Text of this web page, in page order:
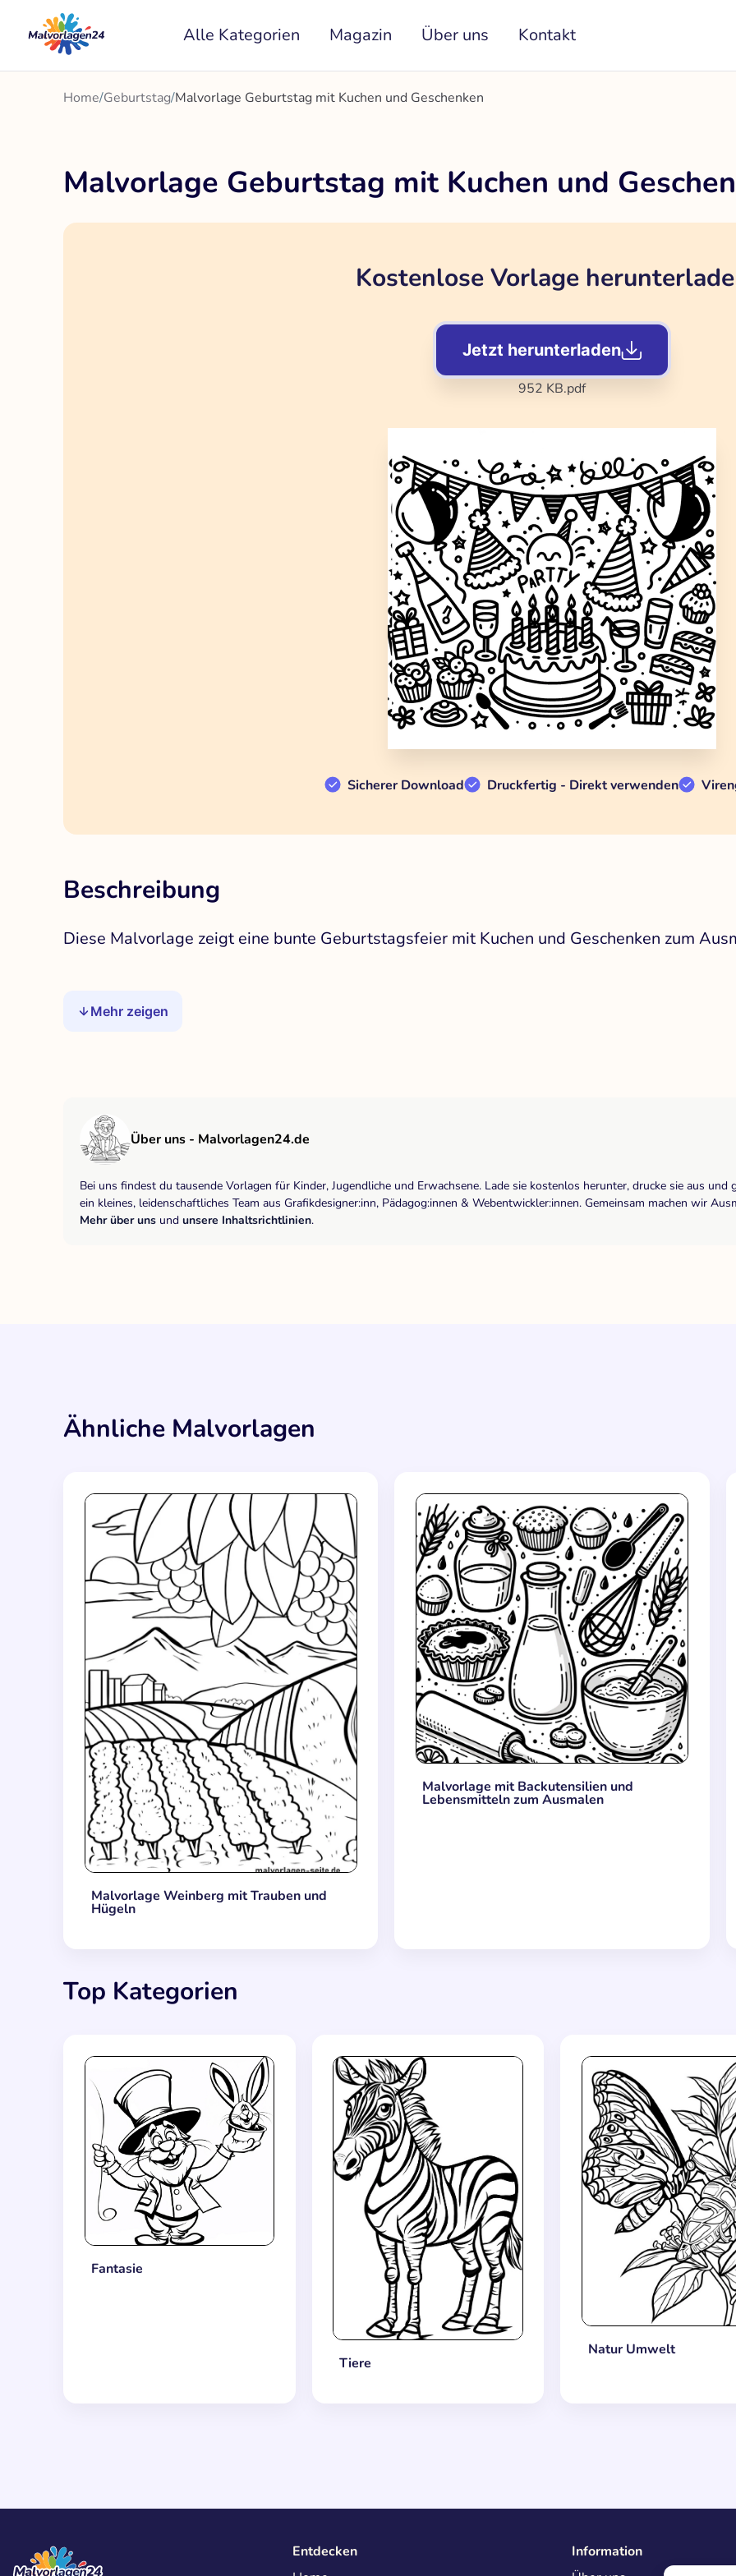
Inhalt
springen
Alle Kategorien Magazin Über uns Kontakt
Home/Geburtstag/Malvorlage Geburtstag mit Kuchen und Geschenken
Malvorlage Geburtstag mit Kuchen und
Kostenlose Vorlage
Jetzt herunterladen
952 KB.pdf
Sicherer Download Druckfertig - Direkt verwenden
Beschreibung
Diese Malvorlage zeigt eine bunte Geburtstagsfeier mit Kuchen und Geschenken zum
Mehr zeigen
Über uns - Malvorlagen24.de
Bei uns findest du tausende Vorlagen für Kinder, Jugendliche und Erwachsene. Lade sie kostenlos herunter, drucke sie aus
ein kleines, leidenschaftliches Team aus Grafikdesigner:inn, Pädagog:innen & Webentwickler:innen. Gemeinsam machen wir
Mehr über uns und unsere Inhaltsrichtlinien.
Ähnliche Malvorlagen
Malvorlage Weinberg mit Trauben und
Hügeln
Malvorlage mit Backutensilien und
Lebensmitteln zum Ausmalen
Top Kategorien
Fantasie
Tiere
Natur Umwelt
Entdecken
Information